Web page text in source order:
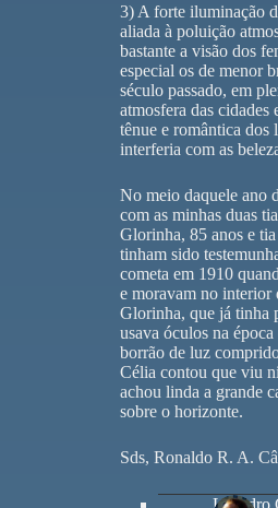
3) A forte iluminação
aliada à poluição
bastante a visão dos
especial os de menor
século passado, em
atmosfera das
tênue e romântica dos
interferia com as
No meio daquele ano
com as minhas duas
Glorinha, 85 anos e
tinham sido
cometa em 1910
e moravam no interior
Glorinha, que já tinha
usava óculos na
borrão de luz
Célia contou que viu
achou linda a grande
sobre o horizonte.
Sds, Ronaldo R. A.
Leandro